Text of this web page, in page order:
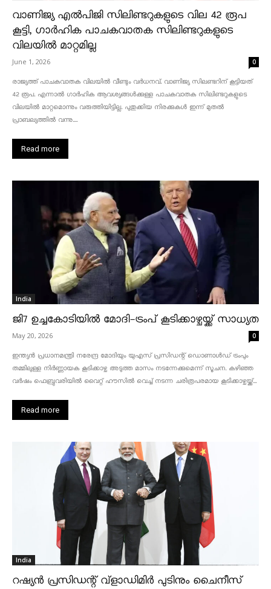
വാണിജ്യ എൽപിജി സിലിണ്ടറുകളുടെ വില 42 രൂപ
കൂട്ടി, ഗാർഹിക പാചകവാതക സിലിണ്ടറുകളുടെ
വിലയിൽ മാറ്റമില്ല
June 1, 2026 0
രാജ്യത്ത് പാചകവാതക വിലയിൽ വീണ്ടും വർധനവ്. വാണിജ്യ സിലണ്ടറിന് കൂട്ടിയത്
42 രൂപ. എന്നാൽ ഗാർഹിക ആവശ്യങ്ങൾക്കുള്ള പാചകവാതക സിലിണ്ടറുകളുടെ
വിലയിൽ മാറ്റമൊന്നും വരുത്തിയിട്ടില്ല. പുതുക്കിയ നിരക്കുകൾ ഇന്ന് മുതൽ
പ്രാബല്യത്തിൽ വന്നു....
Read more
India
ജി7 ഉച്ചകോടിയിൽ മോദി-ട്രംപ് കൂടിക്കാഴ്ചയ്ക്ക് സാധ്യത
May 20, 2026 0
ഇന്ത്യൻ പ്രധാനമന്ത്രി നരേന്ദ്ര മോദിയും യുഎസ് പ്രസിഡന്റ് ഡൊണാൾഡ് ട്രംപും
തമ്മിലുള്ള നിർണ്ണായക കൂടിക്കാഴ്ച അടുത്ത മാസം നടന്നേക്കുമെന്ന് സൂചന. കഴിഞ്ഞ
വർഷം ഫെബ്രുവരിയിൽ വൈറ്റ് ഹൗസിൽ വെച്ച് നടന്ന ചരിത്രപരമായ കൂടിക്കാഴ്ചയ്ക്ക്...
Read more
India
റഷ്യൻ പ്രസിഡന്റ് വ്‌ളാഡിമിർ പുടിനും ചൈനീസ്